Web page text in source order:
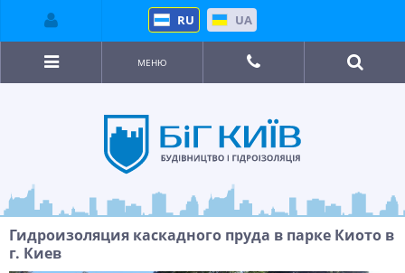
RU UA
МЕНЮ
Гидроизоляция каскадного пруда в парке Киото в
г. Киев